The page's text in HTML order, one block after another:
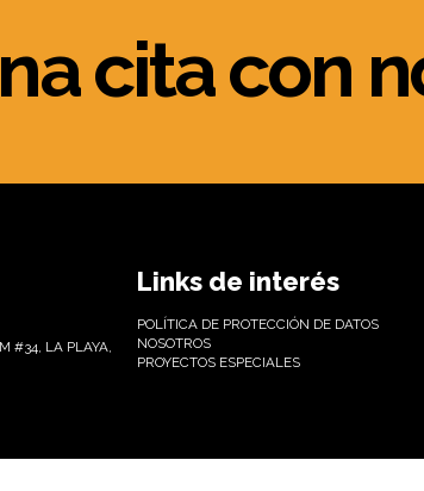
cita con
#34, LA PLAYA,
Links de interés
POLÍTICA DE PROTECCIÓN DE DATOS
NOSOTROS
PROYECTOS ESPECIALES